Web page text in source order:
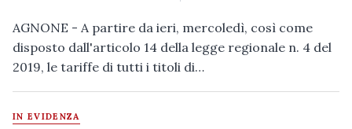
AGNONE - A partire da ieri, mercoledì, così come
disposto dall'articolo 14 della legge regionale n. 4 del
2019, le tariffe di tutti i titoli di…
IN EVIDENZA